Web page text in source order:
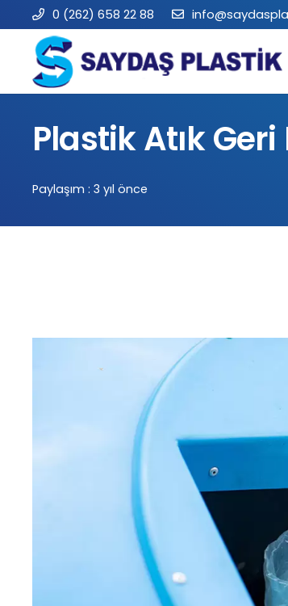
0 (262) 658 22 88
Plastik Atık
Paylaşım : 3 yıl önce